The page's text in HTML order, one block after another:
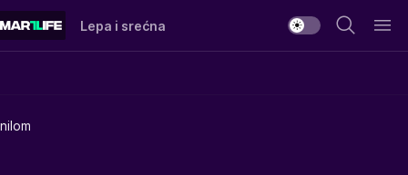
Lepa i srećna